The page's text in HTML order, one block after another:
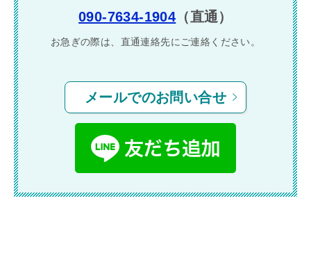
090-7634-1904 （直通）
お急ぎの際は、直通連絡先に ご連絡ください。
メールでのお問い合せ